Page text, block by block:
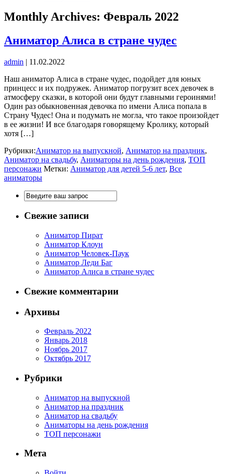
Monthly Archives: Февраль 2022
Аниматор Алиса в стране чудес
admin | 11.02.2022
Наш аниматор Алиса в стране чудес, подойдет для юных
принцесс и их подружек. Аниматор погрузит всех девочек в
атмосферу сказки, в которой они будут главными героинями!
Один раз обыкновенная девочка по имени Алиса попала в
Страну Чудес! Она и подумать не могла, что такое произойдет
в ее жизни! И все благодаря говорящему Кролику, который
хотя […]
Рубрики:Аниматор на выпускной, Аниматор на праздник,
Аниматор на свадьбу, Аниматоры на день рождения, ТОП
персонажи Метки: Аниматор для детей 5-6 лет, Все
аниматоры
Свежие записи
Аниматор Пират
Аниматор Клоун
Аниматор Человек-Паук
Аниматор Леди Баг
Аниматор Алиса в стране чудес
Свежие комментарии
Архивы
Февраль 2022
Январь 2018
Ноябрь 2017
Октябрь 2017
Рубрики
Аниматор на выпускной
Аниматор на праздник
Аниматор на свадьбу
Аниматоры на день рождения
ТОП персонажи
Мета